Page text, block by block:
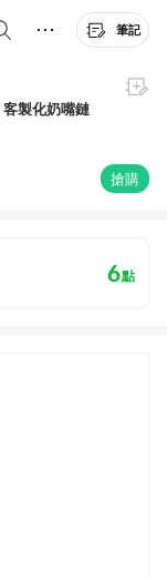
筆記
器 / 客製化奶嘴鏈
搶購
6點